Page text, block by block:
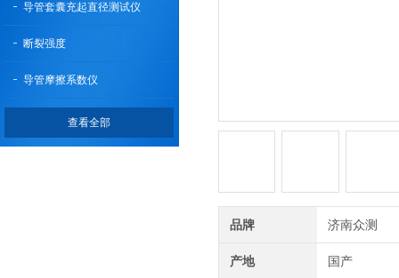
导管套囊充起直径测试仪
断裂强度
导管摩擦系数仪
查看全部
品牌 济南众测
产地 国产